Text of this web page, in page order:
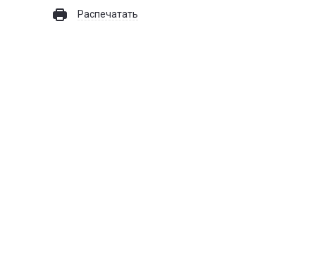
Распечатать